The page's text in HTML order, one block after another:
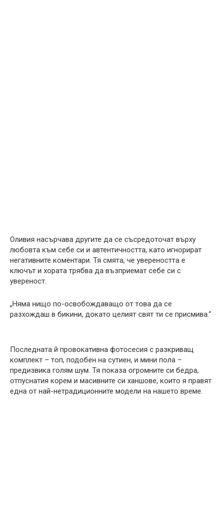
Оливия насърчава другите да се съсредоточат върху
любовта към себе си и автентичността, като игнорират
негативните коментари. Тя смята, че увереността е
ключът и хората трябва да възприемат себе си с
увереност.
„Няма нищо по-освобождаващо от това да се
разхождаш в бикини, докато целият свят ти се присмива.“
Последната й провокативна фотосесия с разкриващ
комплект – топ, подобен на сутиен, и мини пола –
предизвика голям шум. Тя показа огромните си бедра,
отпуснатия корем и масивните си ханшове, които я правят
една от най-нетрадиционните модели на нашето време.